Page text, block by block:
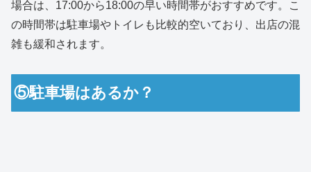
場合は、17:00から18:00の早い時間帯がおすすめです。こ
の時間帯は駐車場やトイレも比較的空いており、出店の混
雑も緩和されます。
⑤駐車場はあるか？